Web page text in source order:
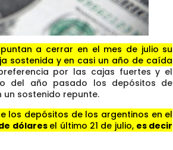
a cerrar en el mes de julio su
sostenida y en casi un año de caída
por las cajas fuertes y el
del año pasado los depósitos de
sostenido repunte.
los depósitos de los argentinos en el
dólaresel último 21 de julio, es decir